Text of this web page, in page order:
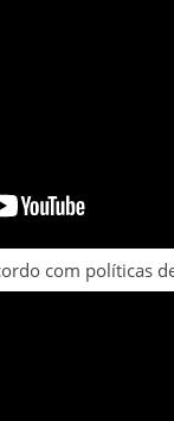
com políticas